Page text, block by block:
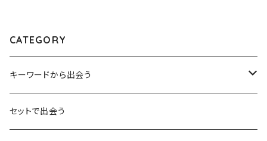
CATEGORY
キーワードから出会う
言葉：思考の種となるもの
セットで出会う